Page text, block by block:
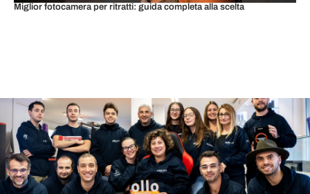
Miglior fotocamera per ritratti: guida completa alla scelta